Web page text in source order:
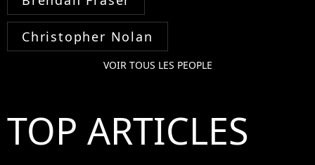
Christopher Nolan
VOIR TOUS LES PEOPLE
TOP ARTICLES